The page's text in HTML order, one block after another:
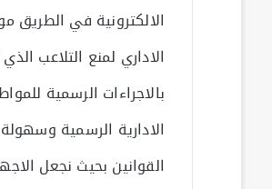
الالكترونية في الطريق
الاداري لمنع التلاعب
بالاجراءات الرسمية
الادارية الرسمية
القوانين بحيث نجعل